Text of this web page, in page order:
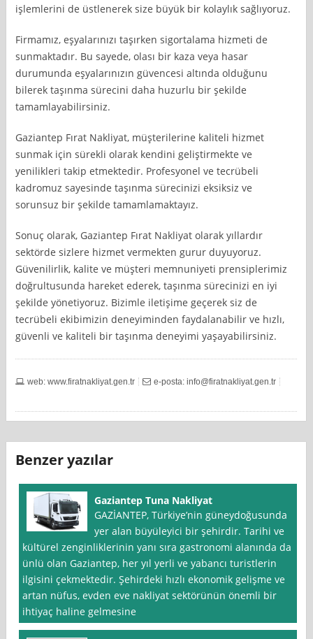
işlemlerini de üstlenerek size büyük bir kolaylık sağlıyoruz.
Firmamız, eşyalarınızı taşırken sigortalama hizmeti de
sunmaktadır. Bu sayede, olası bir kaza veya hasar
durumunda eşyalarınızın güvencesi altında olduğunu
bilerek taşınma sürecini daha huzurlu bir şekilde
tamamlayabilirsiniz.
Gaziantep Fırat Nakliyat, müşterilerine kaliteli hizmet
sunmak için sürekli olarak kendini geliştirmekte ve
yenilikleri takip etmektedir. Profesyonel ve tecrübeli
kadromuz sayesinde taşınma sürecinizi eksiksiz ve
sorunsuz bir şekilde tamamlamaktayız.
Sonuç olarak, Gaziantep Fırat Nakliyat olarak yıllardır
sektörde sizlere hizmet vermekten gurur duyuyoruz.
Güvenilirlik, kalite ve müşteri memnuniyeti prensiplerimiz
doğrultusunda hareket ederek, taşınma sürecinizi en iyi
şekilde yönetiyoruz. Bizimle iletişime geçerek siz de
tecrübeli ekibimizin deneyiminden faydalanabilir ve hızlı,
güvenli ve kaliteli bir taşınma deneyimi yaşayabilirsiniz.
web: www.firatnakliyat.gen.tr e-posta:info@firatnakliyat.gen.tr
Benzer yazılar
Gaziantep Tuna Nakliyat
GAZİANTEP, Türkiye’nin güneydoğusunda
yer alan büyüleyici bir şehirdir. Tarihi ve
kültürel zenginliklerinin yanı sıra gastronomi alanında da
ünlü olan Gaziantep, her yıl yerli ve yabancı turistlerin
ilgisini çekmektedir. Şehirdeki hızlı ekonomik gelişme ve
artan nüfus, evden eve nakliyat sektörünün önemli bir
ihtiyaç haline gelmesine